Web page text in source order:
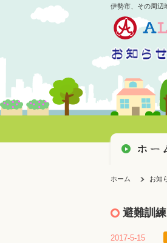
伊勢市、その周辺
ホーム お知
避難訓練
2017-5-15